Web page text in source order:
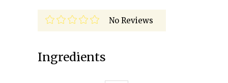
No Reviews
Ingredients